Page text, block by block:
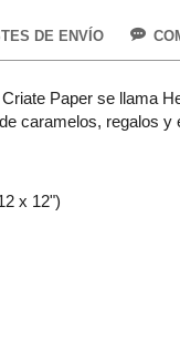
DE ENVÍO
Paper se llama
caramelos, regalos
x 12")